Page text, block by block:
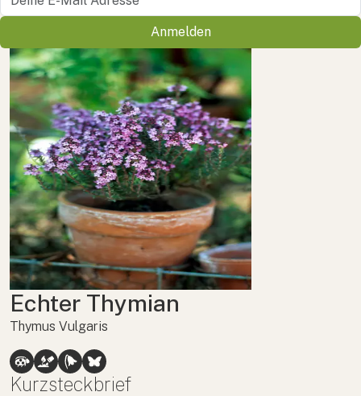
Anmelden
Echter Thymian
Thymus Vulgaris
Kurzsteckbrief